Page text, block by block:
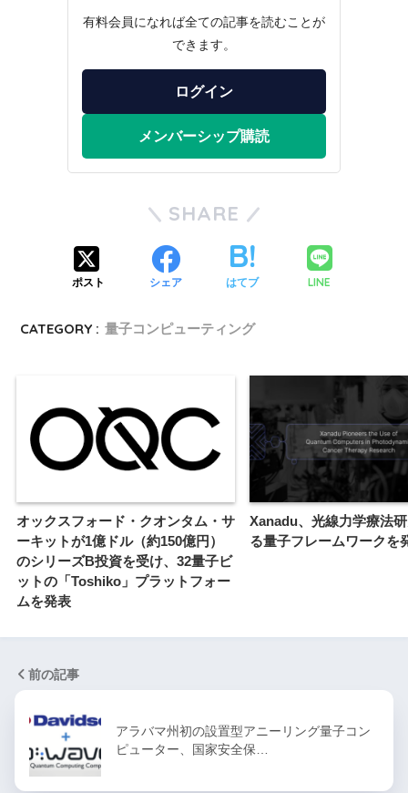
有料会員になれば全ての記事を読むことが
できます。
ログイン
メンバーシップ購読
SHARE
ポスト シェア はてブ LINE
CATEGORY : 量子コンピューティング
オックスフォード・クオンタム・サ
ーキットが1億ドル（約150億円）
のシリーズB投資を受け、32量子ビ
ットの「Toshiko」プラットフォー
ムを発表
Xanadu、光線力学療法
る量子フレームワークを
前の記事
アラバマ州初の設置型アニーリング量子コン
ピューター、国家安全保…